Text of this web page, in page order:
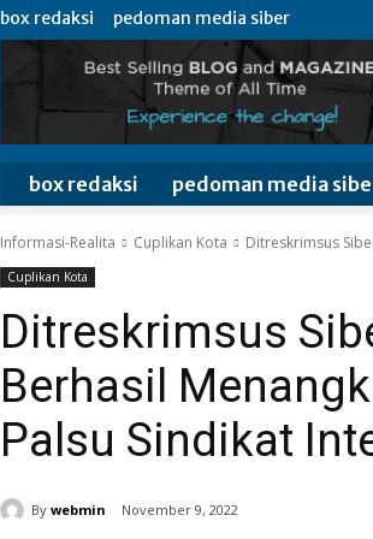
box redaksi pedoman media siber
box redaksi pedoman media
Informasi-Realita Cuplikan Kota Ditreskrimsus
Cuplikan Kota
Ditreskrimsus
Berhasil
Palsu Sindikat
By webmin November 9, 2022